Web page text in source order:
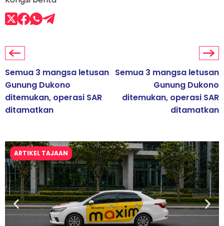
Semua 3 mangsa letusan
Gunung Dukono
ditemukan, operasi SAR
ditamatkan
Semua 3 mangsa letusan
Gunung Dukono
ditemukan, operasi SAR
ditamatkan
ARTIKEL TAJAAN